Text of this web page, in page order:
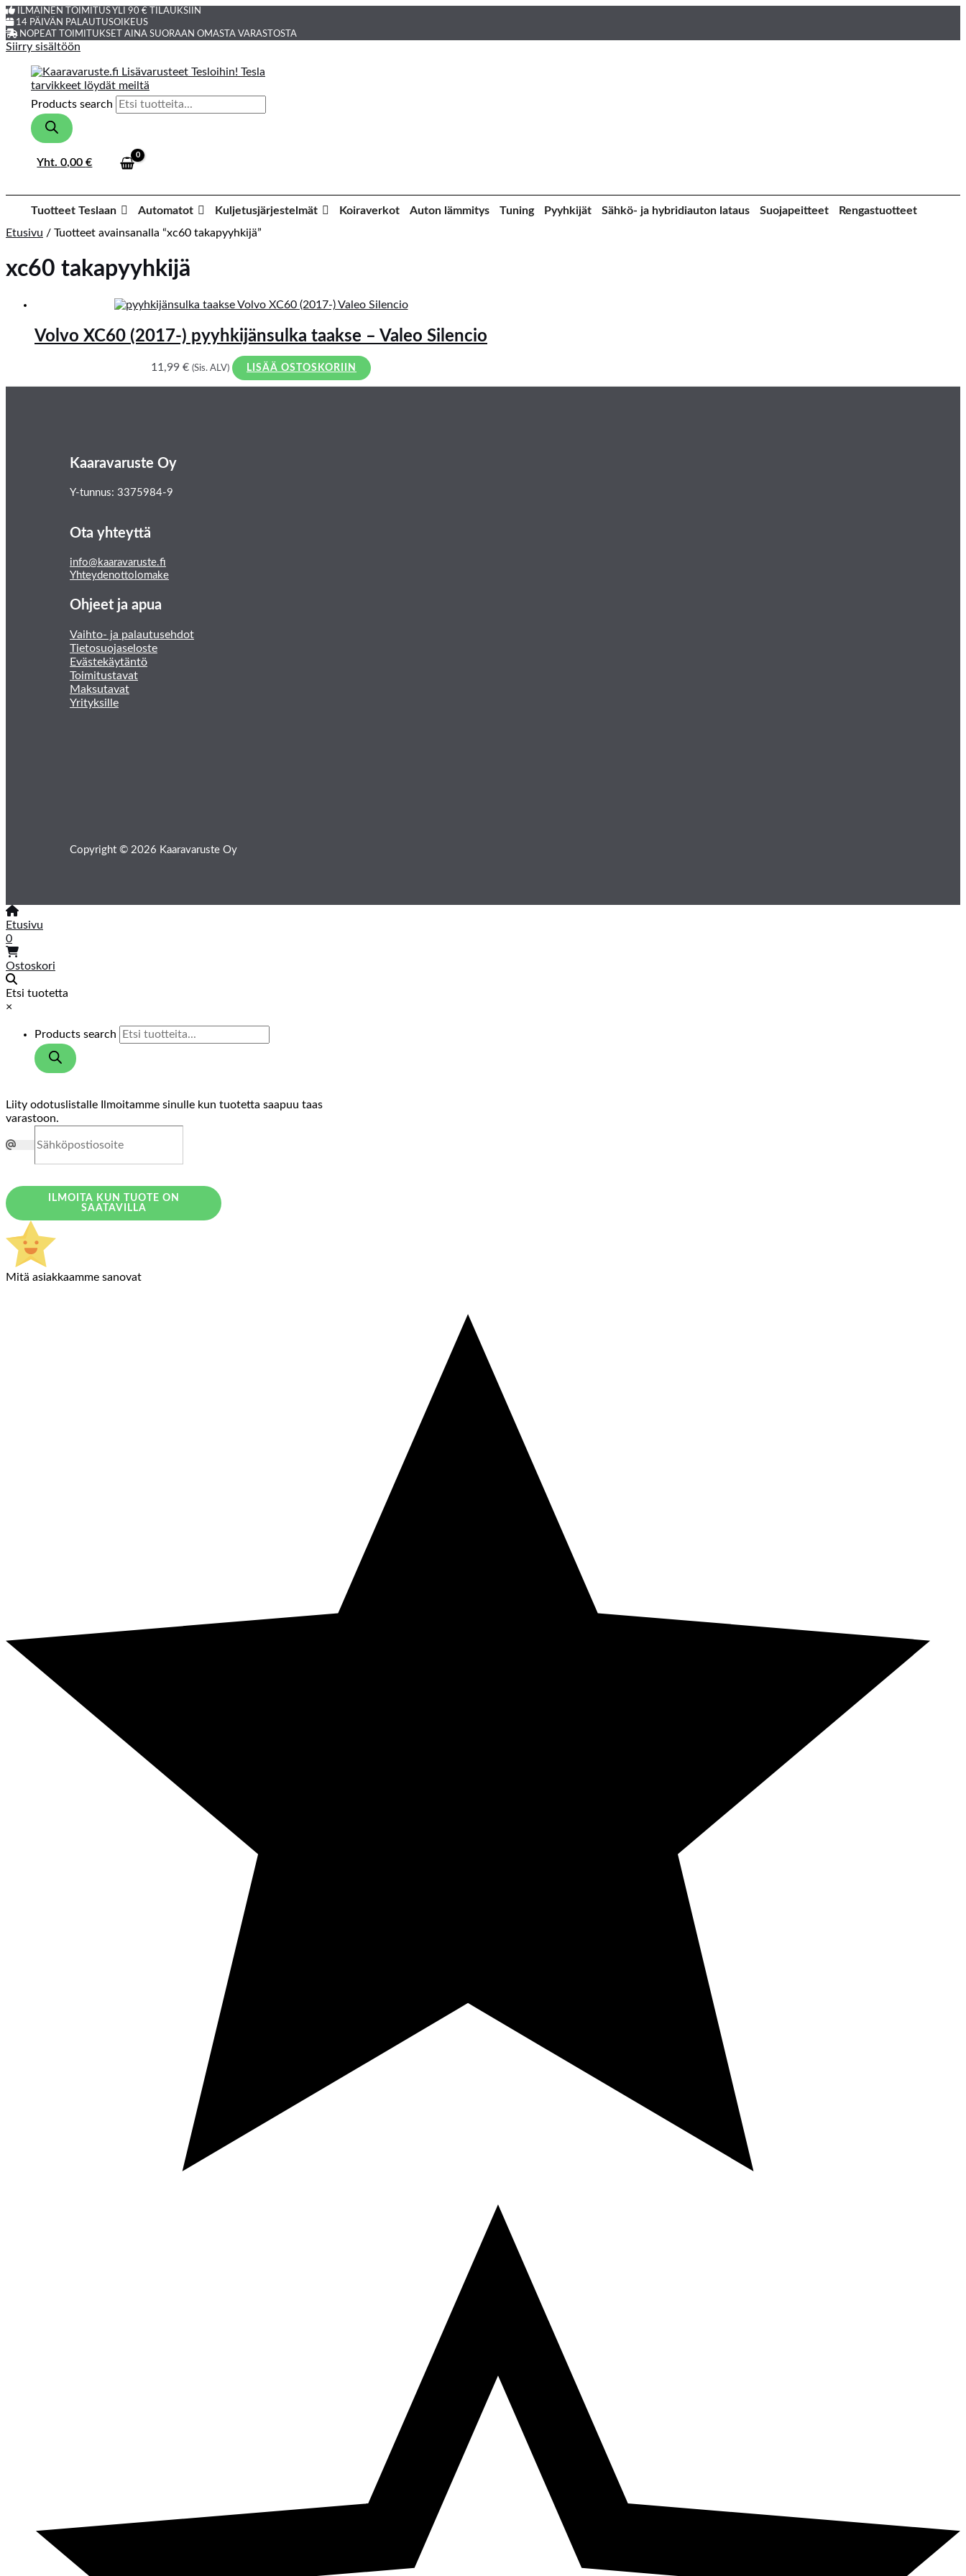
ILMAINEN TOIMITUS YLI 90 € TILAUKSIIN
14 PÄIVÄN PALAUTUSOIKEUS
NOPEAT TOIMITUKSET AINA SUORAAN OMASTA VARASTOSTA
Siirry sisältöön
Products search
Yht.0,00€
Tuotteet Teslaan Automatot Kuljetusjärjestelmät Koiraverkot Auton lämmitys Tuning Pyyhkijät Sähkö- ja hybridiauton lataus Suojapeitteet
Rengastuotteet
Etusivu / Tuotteet avainsanalla “xc60 takapyyhkijä”
xc60 takapyyhkijä
Volvo XC60 (2017-) pyyhkijänsulka taakse – Valeo Silencio
11,99 € (Sis. ALV) LISÄÄ OSTOSKORIIN
Kaaravaruste Oy
Y-tunnus: 3375984-9
Ota yhteyttä
info@kaaravaruste.fi
Yhteydenottolomake
Ohjeet ja apua
Vaihto- ja palautusehdot
Tietosuojaseloste
Evästekäytäntö
Toimitustavat
Maksutavat
Yrityksille
Copyright © 2026 Kaaravaruste Oy
Etusivu
0
Ostoskori
Etsi tuotetta
×
Products search
Liity odotuslistalle
Ilmoitamme sinulle kun tuotetta saapuu taas
varastoon.
ILMOITA KUN TUOTE ON
SAATAVILLA
Mitä asiakkaamme sanovat